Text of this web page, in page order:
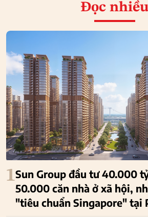
Đọc
1Sun Group đầu tư 40.000
50.000 căn nhà ở xã hội,
"tiêu chuẩn Singapore" tại